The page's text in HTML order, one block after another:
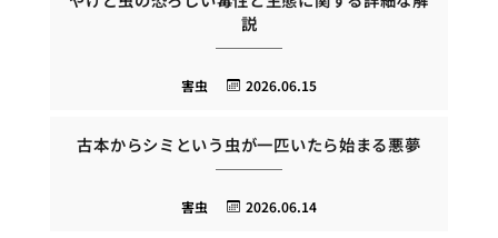
説
2026.06.15
害虫
古本からシミという虫が一匹いたら始まる悪夢
2026.06.14
害虫